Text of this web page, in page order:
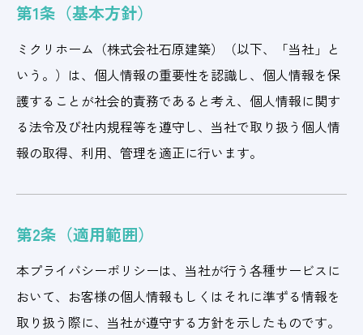
第1条（基本方針）
ミクリホーム（株式会社石原建築）（以下、「当社」と
いう。）は、個人情報の重要性を認識し、個人情報を保
護することが社会的責務であると考え、個人情報に関す
る法令及び社内規程等を遵守し、当社で取り扱う個人情
報の取得、利用、管理を適正に行います。
第2条（適用範囲）
本プライバシーポリシーは、当社が行う各種サービスに
おいて、お客様の個人情報もしくはそれに準ずる情報を
取り扱う際に、当社が遵守する方針を示したものです。